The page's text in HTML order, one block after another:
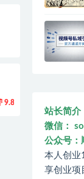
9.8
站长简介
微信：
公众号：
本人创业
享创业项